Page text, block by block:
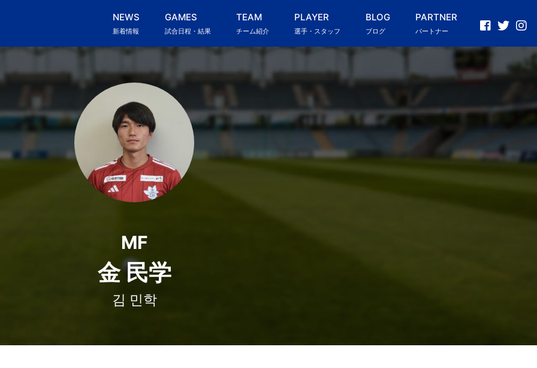
NEWS
新着情報
GAMES
試合日程・結果
TEAM
チーム紹介
PLAYER
選手・スタッフ
BLOG
ブログ
PARTNER
パートナー
MF
金 民学
김 민학